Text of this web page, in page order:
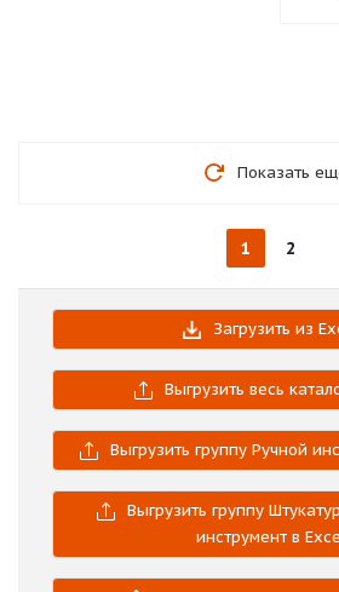
Показать
1 2
Загрузить из
Выгрузить весь
Выгрузить группу Ручной
Выгрузить группу
инструмент в